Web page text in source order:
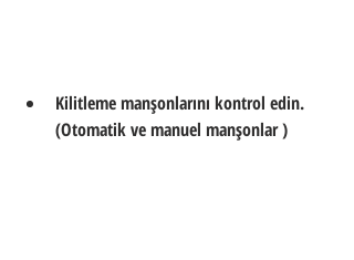
Kilitleme manşonlarını kontrol edin.
(Otomatik ve manuel manşonlar )